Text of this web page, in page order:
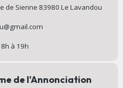
de Sienne 83980 Le Lavandou
à 19h
de l'Annonciation